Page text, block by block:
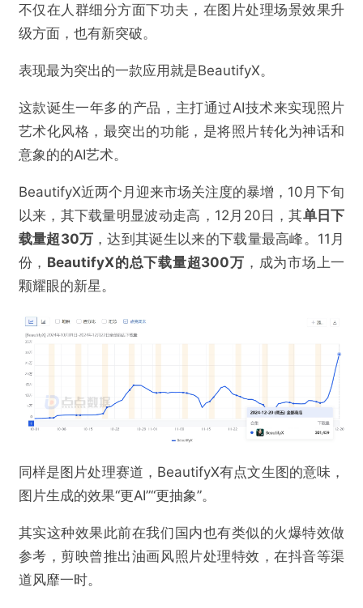
不仅在人群细分方面下功夫，在图片处理场景效果升
级方面，也有新突破。
表现最为突出的一款应用就是BeautifyX。
这款诞生一年多的产品，主打通过AI技术来实现照片
艺术化风格，最突出的功能，是将照片转化为神话和
意象的的AI艺术。
BeautifyX近两个月迎来市场关注度的暴增，10月下旬
以来，其下载量明显波动走高，12月20日，其单日下
载量超30万 ，达到其诞生以来的下载量最高峰。11月
份， BeautifyX的总下载量超300万 ，成为市场上一
颗耀眼的新星。
同样是图片处理赛道，BeautifyX有点文生图的意味，
图片生成的效果“更AI”“更抽象”。
其实这种效果此前在我们国内也有类似的火爆特效做
参考，剪映曾推出油画风照片处理特效，在抖音等渠
道风靡一时。